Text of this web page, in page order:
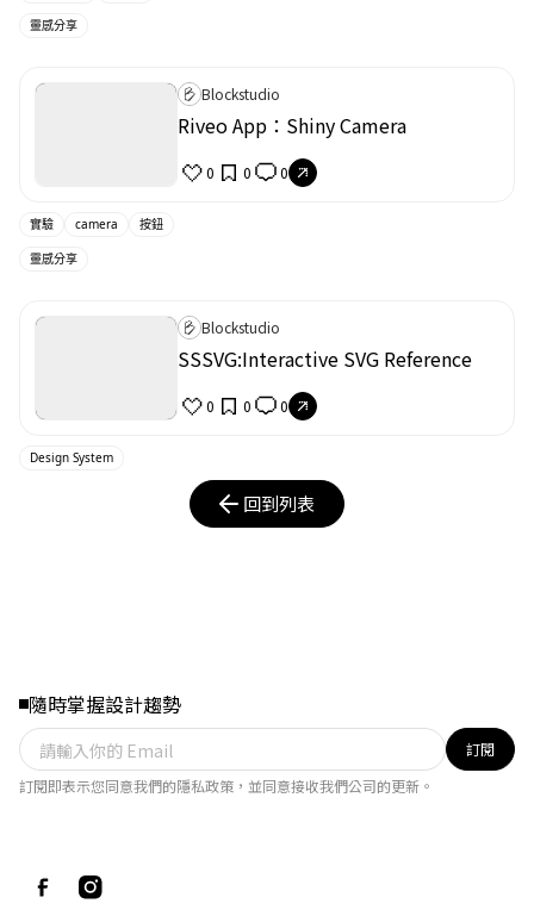
靈感分享
Blockstudio
Riveo App：Shiny Camera
0 0 0
實驗 camera 按鈕
靈感分享
Blockstudio
SSSVG:Interactive SVG Reference
0 0 0
Design System
回到列表
隨時掌握設計趨勢
訂閱
訂閱即表示您同意我們的隱私政策，並同意接收我們公司的更新。